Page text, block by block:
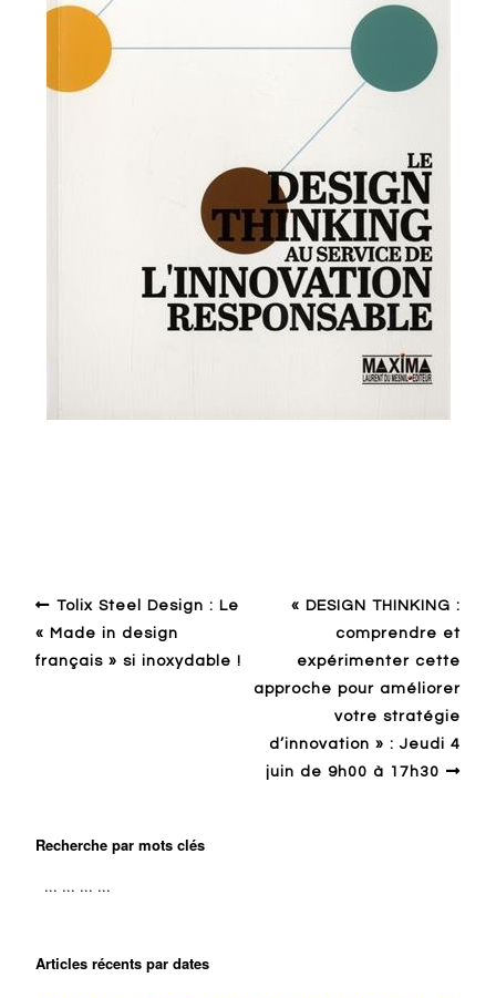
Tolix Steel Design : Le
« Made in design
français » si inoxydable !
« DESIGN THINKING :
comprendre et
expérimenter cette
approche pour améliorer
votre stratégie
d’innovation » : Jeudi 4
juin de 9h00 à 17h30
Recherche par mots clés
Articles récents par dates